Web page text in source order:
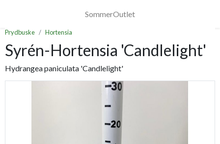
SommerOutlet
Prydbuske Hortensia
Syrén-Hortensia 'Candlelight'
Hydrangea paniculata 'Candlelight'